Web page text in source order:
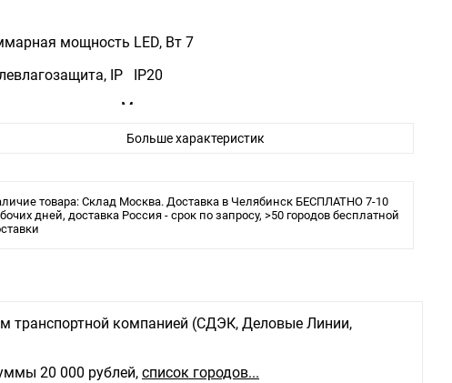
мощность LED, Вт 7
IP IP20
арматуры Металл
арматуры ЧерныйБольше характеристик
товара: Склад Москва. Доставка в Челябинск БЕСПЛАТНО 7-10
дней, доставка Россия - срок по запросу, >50 городов бесплатной
транспортной компанией (СДЭК, Деловые Линии,
20 000 рублей, список городов...